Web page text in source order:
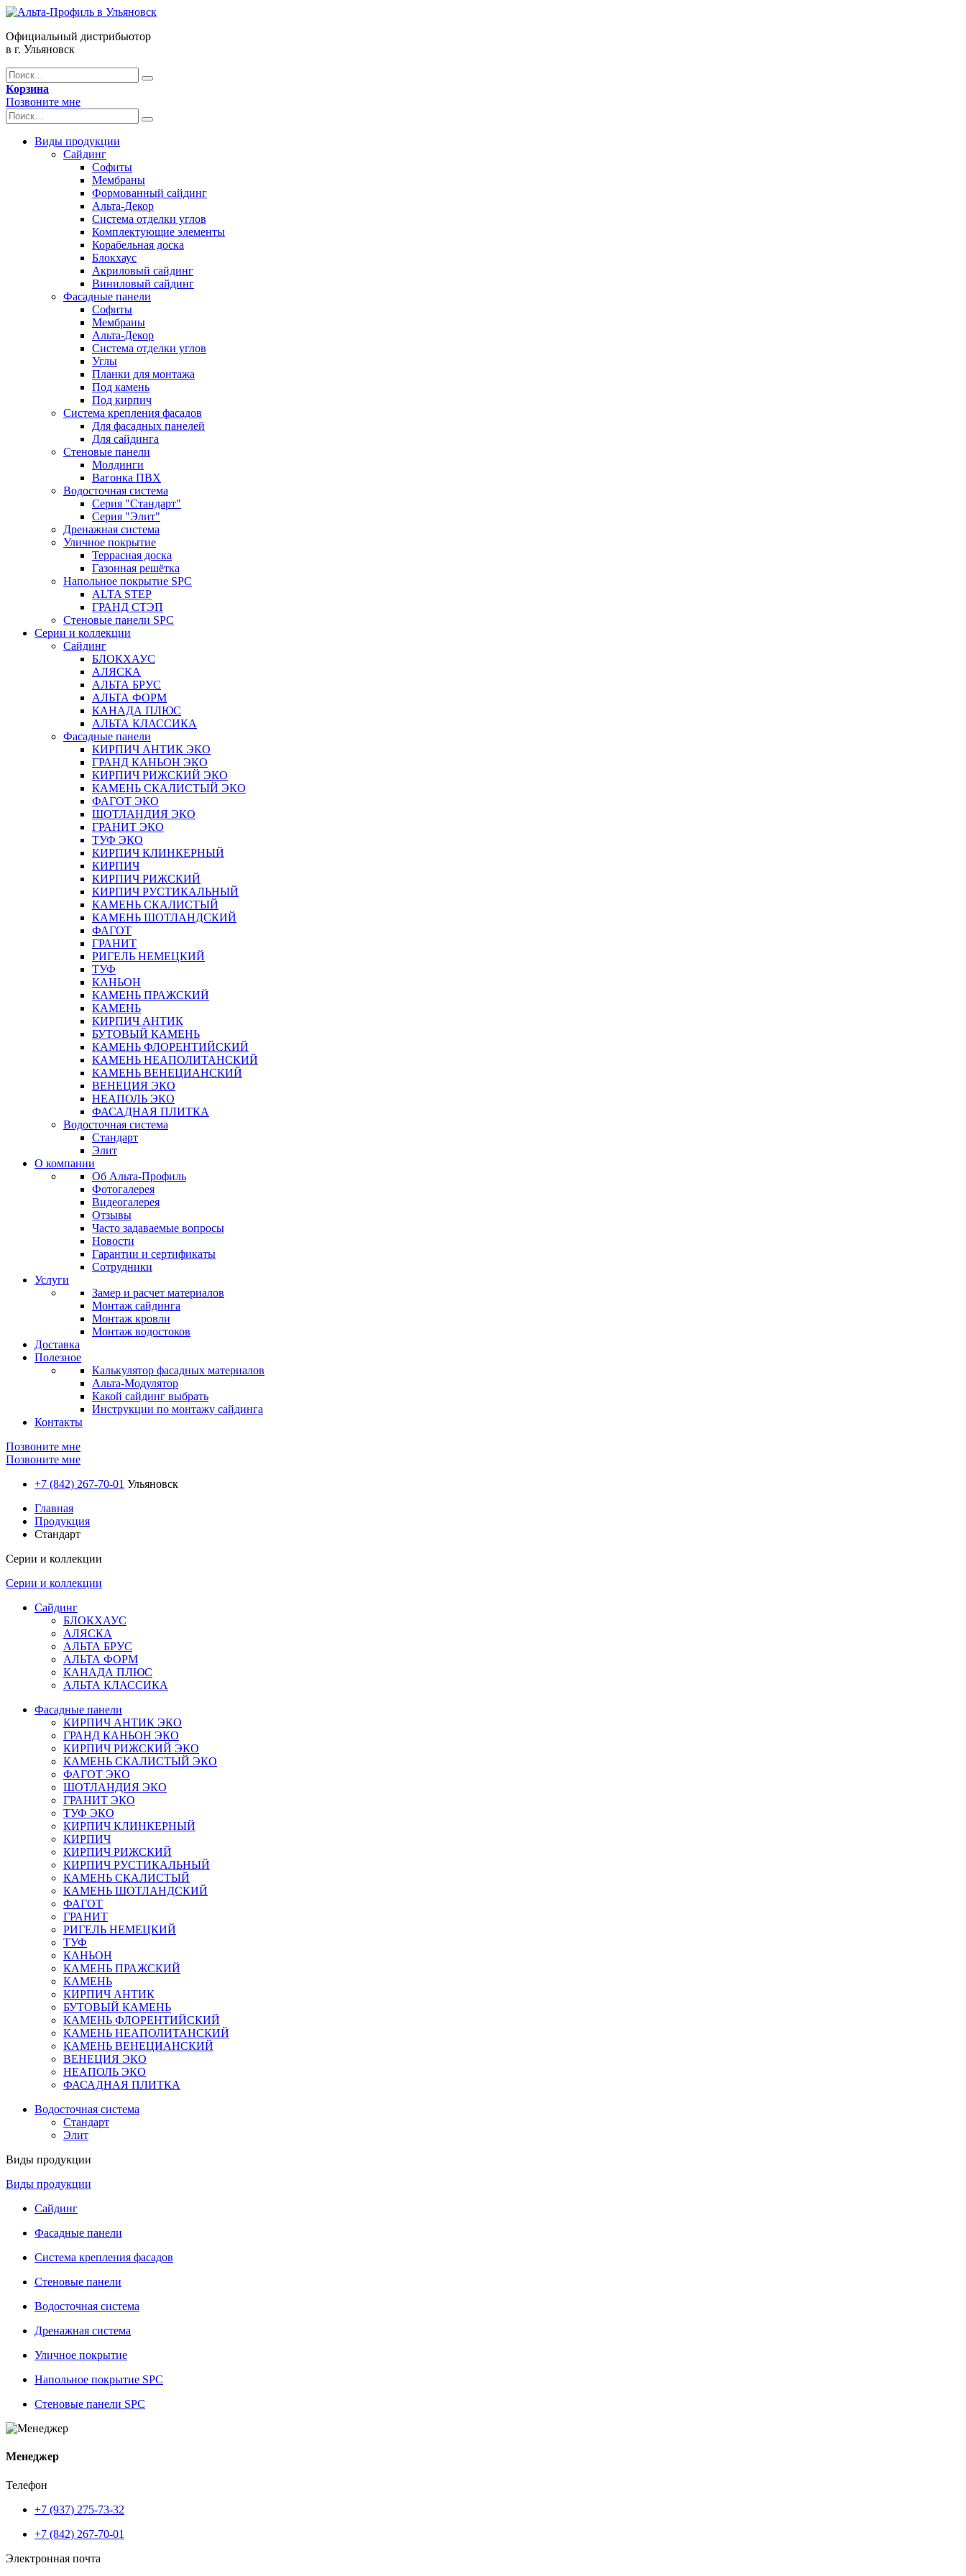
Официальный дистрибьютор
в г. Ульяновск
Корзина
Позвоните мне
Виды продукции
Сайдинг
Софиты
Мембраны
Формованный сайдинг
Альта-Декор
Система отделки углов
Комплектующие элементы
Корабельная доска
Блокхаус
Акриловый сайдинг
Виниловый сайдинг
Фасадные панели
Софиты
Мембраны
Альта-Декор
Система отделки углов
Углы
Планки для монтажа
Под камень
Под кирпич
Система крепления фасадов
Для фасадных панелей
Для сайдинга
Стеновые панели
Молдинги
Вагонка ПВХ
Водосточная система
Серия "Стандарт"
Серия "Элит"
Дренажная система
Уличное покрытие
Террасная доска
Газонная решётка
Напольное покрытие SPC
ALTA STEP
ГРАНД СТЭП
Стеновые панели SPC
Серии и коллекции
Сайдинг
БЛОКХАУС
АЛЯСКА
АЛЬТА БРУС
АЛЬТА ФОРМ
КАНАДА ПЛЮС
АЛЬТА КЛАССИКА
Фасадные панели
КИРПИЧ АНТИК ЭКО
ГРАНД КАНЬОН ЭКО
КИРПИЧ РИЖСКИЙ ЭКО
КАМЕНЬ СКАЛИСТЫЙ ЭКО
ФАГОТ ЭКО
ШОТЛАНДИЯ ЭКО
ГРАНИТ ЭКО
ТУФ ЭКО
КИРПИЧ КЛИНКЕРНЫЙ
КИРПИЧ
КИРПИЧ РИЖСКИЙ
КИРПИЧ РУСТИКАЛЬНЫЙ
КАМЕНЬ СКАЛИСТЫЙ
КАМЕНЬ ШОТЛАНДСКИЙ
ФАГОТ
ГРАНИТ
РИГЕЛЬ НЕМЕЦКИЙ
ТУФ
КАНЬОН
КАМЕНЬ ПРАЖСКИЙ
КАМЕНЬ
КИРПИЧ АНТИК
БУТОВЫЙ КАМЕНЬ
КАМЕНЬ ФЛОРЕНТИЙСКИЙ
КАМЕНЬ НЕАПОЛИТАНСКИЙ
КАМЕНЬ ВЕНЕЦИАНСКИЙ
ВЕНЕЦИЯ ЭКО
НЕАПОЛЬ ЭКО
ФАСАДНАЯ ПЛИТКА
Водосточная система
Стандарт
Элит
О компании
Об Альта-Профиль
Фотогалерея
Видеогалерея
Отзывы
Часто задаваемые вопросы
Новости
Гарантии и сертификаты
Сотрудники
Услуги
Замер и расчет материалов
Монтаж сайдинга
Монтаж кровли
Монтаж водостоков
Доставка
Полезное
Калькулятор фасадных материалов
Альта-Модулятор
Какой сайдинг выбрать
Инструкции по монтажу сайдинга
Контакты
Позвоните мне
Позвоните мне
+7 (842) 267-70-01 Ульяновск
Главная
Продукция
Стандарт
Серии и коллекции
Серии и коллекции
Сайдинг
БЛОКХАУС
АЛЯСКА
АЛЬТА БРУС
АЛЬТА ФОРМ
КАНАДА ПЛЮС
АЛЬТА КЛАССИКА
Фасадные панели
КИРПИЧ АНТИК ЭКО
ГРАНД КАНЬОН ЭКО
КИРПИЧ РИЖСКИЙ ЭКО
КАМЕНЬ СКАЛИСТЫЙ ЭКО
ФАГОТ ЭКО
ШОТЛАНДИЯ ЭКО
ГРАНИТ ЭКО
ТУФ ЭКО
КИРПИЧ КЛИНКЕРНЫЙ
КИРПИЧ
КИРПИЧ РИЖСКИЙ
КИРПИЧ РУСТИКАЛЬНЫЙ
КАМЕНЬ СКАЛИСТЫЙ
КАМЕНЬ ШОТЛАНДСКИЙ
ФАГОТ
ГРАНИТ
РИГЕЛЬ НЕМЕЦКИЙ
ТУФ
КАНЬОН
КАМЕНЬ ПРАЖСКИЙ
КАМЕНЬ
КИРПИЧ АНТИК
БУТОВЫЙ КАМЕНЬ
КАМЕНЬ ФЛОРЕНТИЙСКИЙ
КАМЕНЬ НЕАПОЛИТАНСКИЙ
КАМЕНЬ ВЕНЕЦИАНСКИЙ
ВЕНЕЦИЯ ЭКО
НЕАПОЛЬ ЭКО
ФАСАДНАЯ ПЛИТКА
Водосточная система
Стандарт
Элит
Виды продукции
Виды продукции
Сайдинг
Фасадные панели
Система крепления фасадов
Стеновые панели
Водосточная система
Дренажная система
Уличное покрытие
Напольное покрытие SPC
Стеновые панели SPC
Менеджер
Телефон
+7 (937) 275-73-32
+7 (842) 267-70-01
Электронная почта